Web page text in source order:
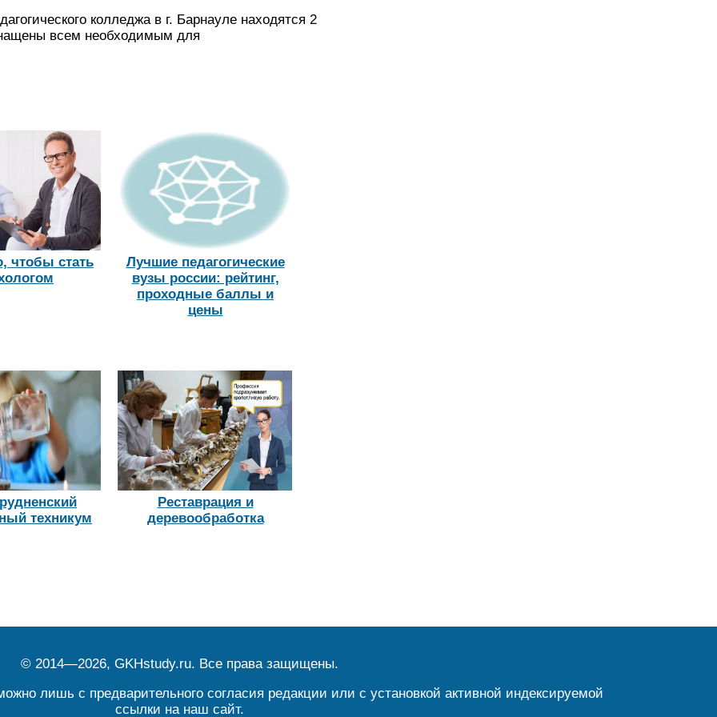
колледжа в г. Барнауле находятся 2
всем необходимым для
чтобы стать
Лучшие педагогические
вузы россии: рейтинг,
проходные баллы и
цены
техникум
Реставрация и
деревообработка
© 2014—2026, GKHstudy.ru. Все права защищены.
лишь с предварительного согласия редакции или с установкой активной индексируемой
ссылки на наш сайт.